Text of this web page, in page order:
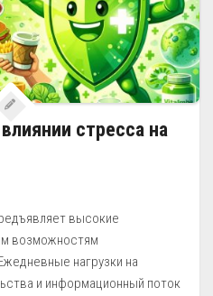
стресса на
высокие
возможностям
нагрузки на
и информационный поток